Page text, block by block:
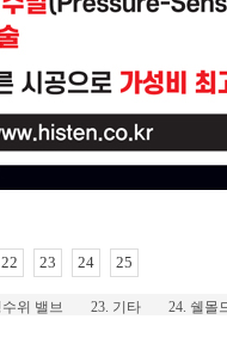
22 23 24 25
수위 밸브 23. 기타 24. 쉘몰